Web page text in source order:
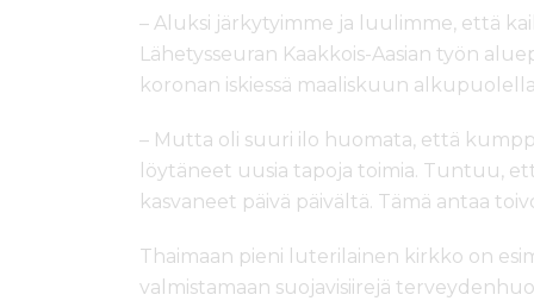
– Aluksi järkytyimme ja luulimme, että
Lähetysseuran Kaakkois-Aasian työn
koronan iskiessä maaliskuun
– Mutta oli suuri ilo huomata, että
löytäneet uusia tapoja toimia. Tuntuu,
kasvaneet päivä päivältä. Tämä antaa
Thaimaan pieni luterilainen kirkko on
valmistamaan suojavisiirejä